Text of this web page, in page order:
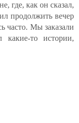
где, как он сказал,
продолжить вечер
часто. Мы заказали
какие-то истории,